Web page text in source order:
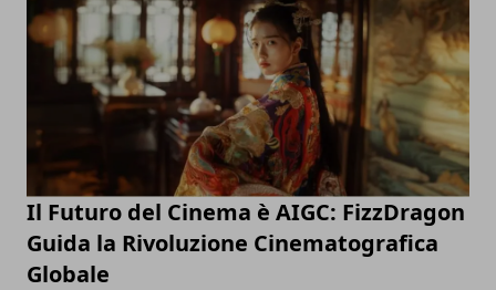
Il Futuro del Cinema è AIGC: FizzDragon
Guida la Rivoluzione Cinematografica
Globale